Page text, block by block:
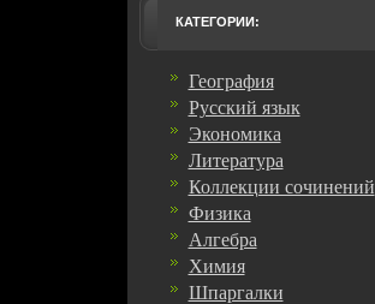
КАТЕГОРИИ:
География
Русский язык
Экономика
Литература
Коллекции сочинений
Физика
Алгебра
Химия
Шпаргалки